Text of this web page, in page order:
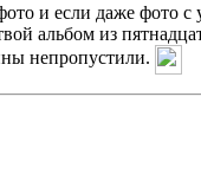
и если даже фото
альбом из
непропустили.